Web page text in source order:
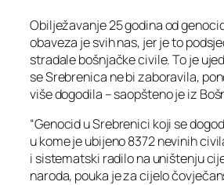
Obilježavanje 25 godina od
obaveza je svih nas, jer je to
stradale bošnjačke civile. To je
se Srebrenica ne bi zaboravila,
više dogodila – saopšteno je iz
“Genocid u Srebrenici koji se
u kome je ubijeno 8372 nevinih
i sistematski radilo na uništenju
naroda, pouka je za cijelo